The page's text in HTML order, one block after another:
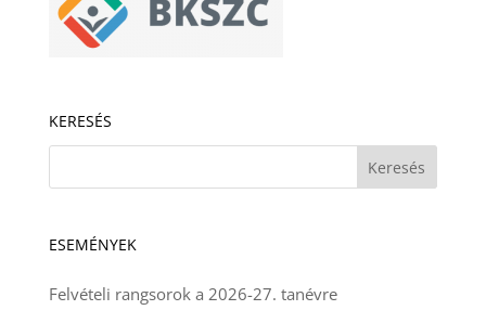
KERESÉS
ESEMÉNYEK
Felvételi rangsorok a 2026-27. tanévre